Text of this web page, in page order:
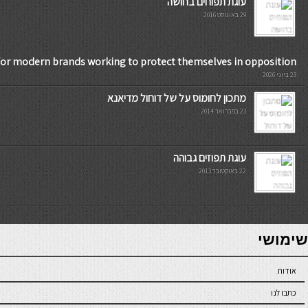
29 באוגוסט 2016
modern brands working to protect themselves in opposition
23 ביוני 2026
מתכון לחומוס על של דוחול מדיאנא
23 בפברואר 2014
עוגת תפוזים גבוהה
22 באוקטובר 2013
7slots
seriöse online casinos österreich
שימושי
אודות
כתבו לנו